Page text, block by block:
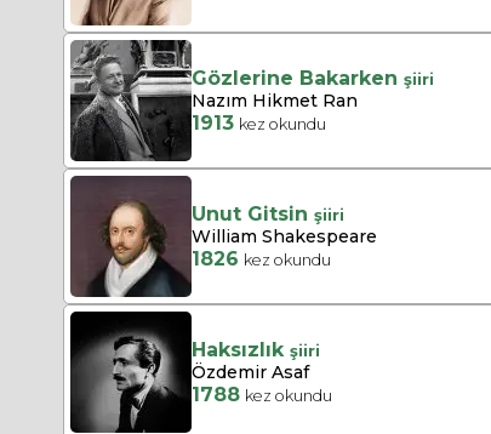
Gözlerine Bakarken şiiri
Nazım Hikmet Ran
1913 kez okundu
Unut Gitsin şiiri
William Shakespeare
1826 kez okundu
Haksızlık şiiri
Özdemir Asaf
1788 kez okundu